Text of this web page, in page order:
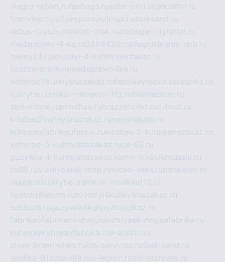
viagra-tablet.rufasbags.ruadler-jun.rubandamn.ru
fincontech.ru3sexporn.ru1mus.rudarksand.ru
rebus-toys.ru minelab-msk.rualabuga-cityhotel.ru
medsprawo-4-ka.ru2864420.rublagodarenie-spb.ru
zajmy24.rutovudyi-4-kuhnyanazakaz.ru
brazzerscom.ru medsprawo4ka.ru
xehyroo5kuhnyanazakaz.rufabrikayfabrikaefabrika.ru
vskrytie-zamkov-moskva-113.rubiletnadom.ru
zed-online.rupimchax.rubrazzers-hd.ruz-host.ru
kitubeu2kuhnyanazakaz.ru naperekate.ru
kuhnyaofabrikaufabrik.rukitubeu-2-kuhnyanazakaz.ru
xehyroo-5-kuhnyanazakaz.rucs-68.ru
guzywia-4-kuhnyanazakaz.ru mir-tk.ruvlknrussia.ru
cs68.ruvladivostok-map.ruvideo-seks.rubankaribi.ru
raszar.ruvskrytie-zamkov-moskva113.ru
lipetsktelecom.rutovudyi4kuhnyanazakaz.ru
seksuzb.ruguzywia4kuhnyanazakaz.ru
fabrikaofabrikaokuhny.rukuhnyaekuhnyaafabrika.ru
kuhnyaykuhnyayfabrika.rue-abis1c.ru
store-brawl-stars.rukts-services.rudark-sand.ru
sindika-01.rusp-life.rux-legion.rusib-archives.ru